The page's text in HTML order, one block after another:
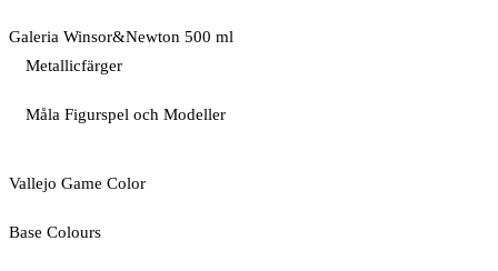
Galeria Winsor&Newton 500 ml
Metallicfärger
Måla Figurspel och Modeller
Vallejo Game Color
Base Colours